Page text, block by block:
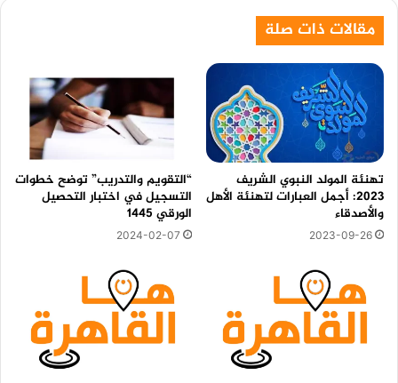
مقالات ذات صلة
تهنئة المولد النبوي الشريف
2023: أجمل العبارات لتهنئة الأهل
والأصدقاء
2023-09-26
“التقويم والتدريب” توضح خطوات
التسجيل في اختبار التحصيل
الورقي 1445
2024-02-07